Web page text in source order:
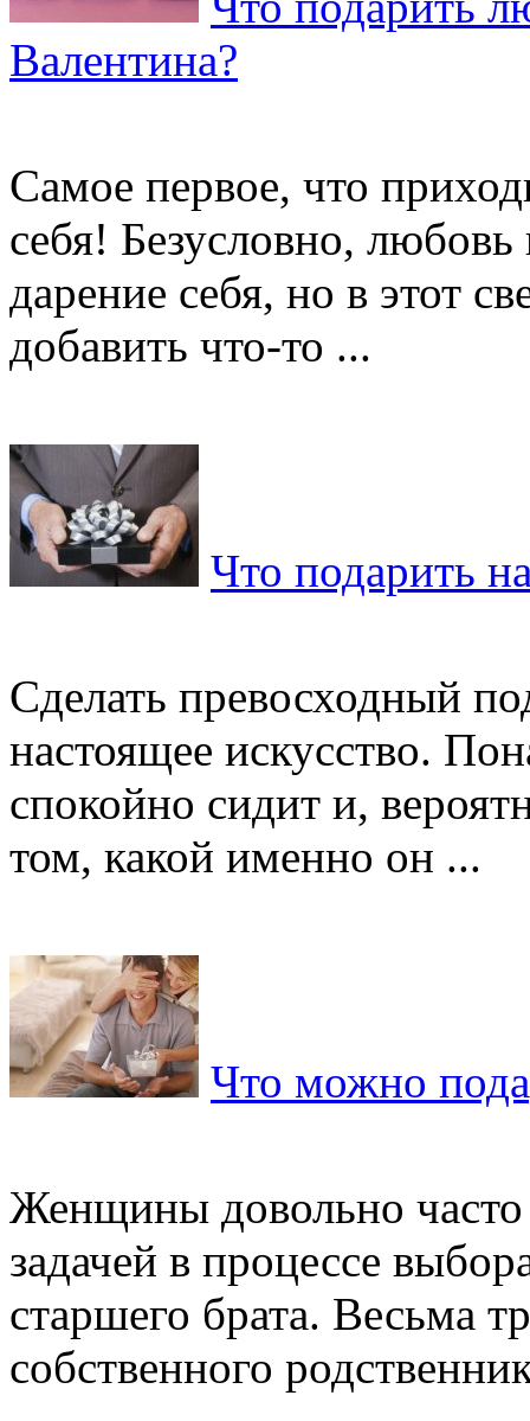
Валентина?
Самое первое, что
себя! Безусловно,
дарение себя, но в этот
добавить что-то ...
Что подарить
Сделать превосходный
настоящее искусство.
спокойно сидит и,
том, какой именно он ...
Что можно
Женщины довольно часто
задачей в процессе
старшего брата. Весьма
собственного